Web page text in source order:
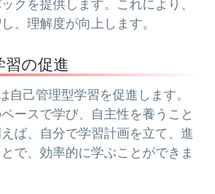
クを提供します。これにより、
、理解度が向上します。
習の促進
自己管理型学習を促進します。
ースで学び、自主性を養うこと
ば、自分で学習計画を立て、進
で、効率的に学ぶことができま